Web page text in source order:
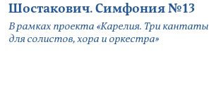
Шостакович. Симфония №13
В рамках проекта «Карелия. Три кантаты
для солистов, хора и оркестра»